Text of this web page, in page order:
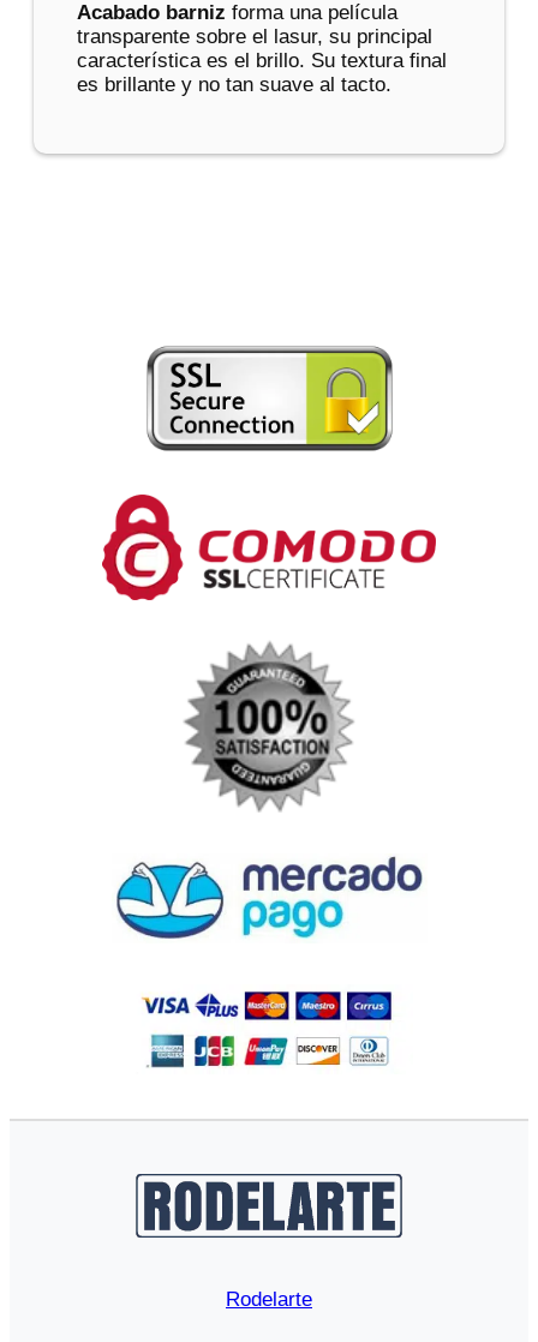
Acabado barniz forma una película
transparente sobre el lasur, su principal
característica es el brillo. Su textura final
es brillante y no tan suave al tacto.
Rodelarte